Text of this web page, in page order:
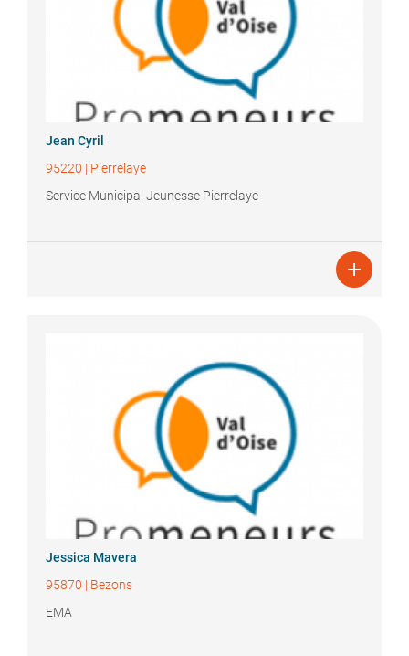
Jean Cyril
95220 | Pierrelaye
Service Municipal Jeunesse Pierrelaye

Jessica Mavera
95870 | Bezons
EMA